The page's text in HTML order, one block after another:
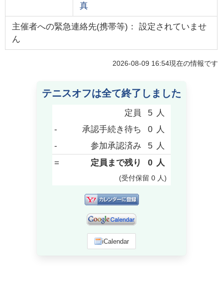
真
主催者への緊急連絡先(携帯等)： 設定されていませ
ん
2026-08-09 16:54現在の情報です
テニスオフは全て終了しました
定員 5 人
-
承認手続き待ち 0 人
-
参加承認済み 5 人
=
定員まで残り 0 人
(受付保留 0 人)
iCalendar